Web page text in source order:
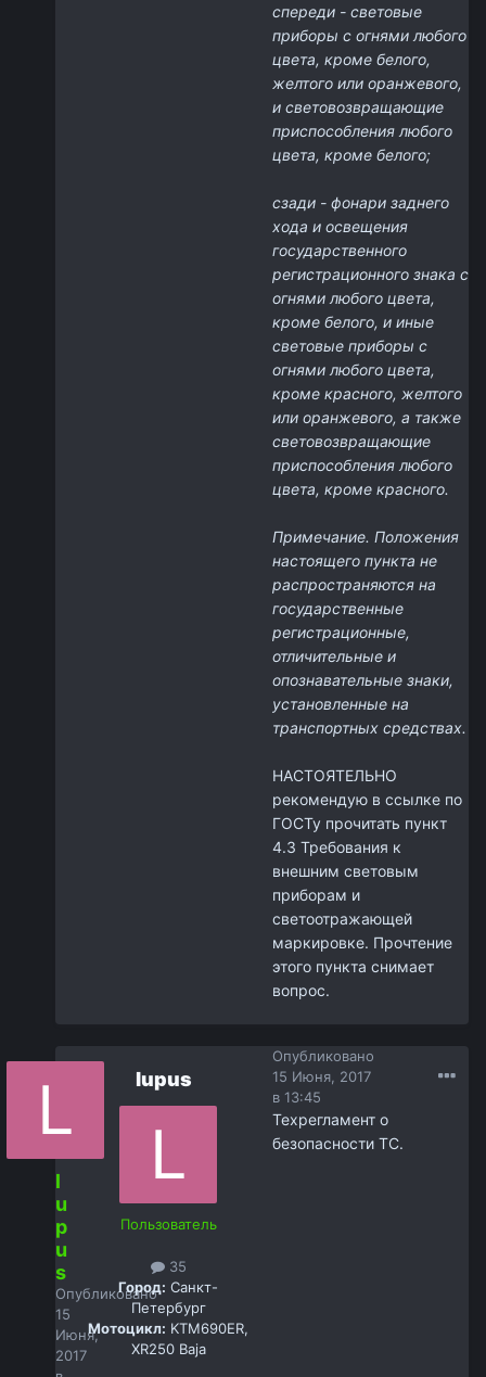
спереди - световые
приборы с огнями любого
цвета, кроме белого,
желтого или оранжевого,
и световозвращающие
приспособления любого
цвета, кроме белого;
сзади - фонари заднего
хода и освещения
государственного
регистрационного знака с
огнями любого цвета,
кроме белого, и иные
световые приборы с
огнями любого цвета,
кроме красного, желтого
или оранжевого, а также
световозвращающие
приспособления любого
цвета, кроме красного.
Примечание. Положения
настоящего пункта не
распространяются на
государственные
регистрационные,
отличительные и
опознавательные знаки,
установленные на
транспортных средствах.
НАСТОЯТЕЛЬНО
рекомендую в ссылке по
ГОСТу прочитать пункт
4.3 Требования к
внешним световым
приборам и
светоотражающей
маркировке. Прочтение
этого пункта снимает
вопрос.
l
u
p
u
s
Опубликовано
15
Июня,
2017
lupus
Пользователь
35
Город: Санкт-
Петербург
Мотоцикл: KTM690ER,
XR250 Baja
Опубликовано
15 Июня, 2017
в 13:45
Техрегламент о
безопасности ТС.